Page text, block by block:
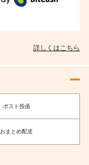
詳しくはこちら
ポスト投函
おまとめ配送